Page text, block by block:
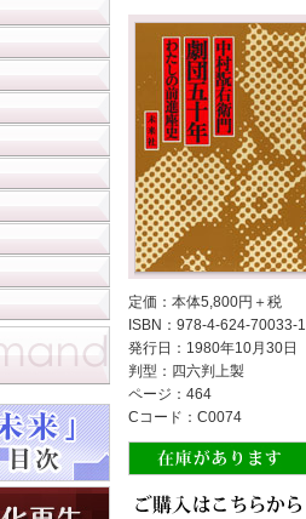
定価：本体5,800円＋税
ISBN：978-4-624-70033-1
発行日：1980年10月30日
判型：四六判上製
ページ：464
Cコード：C0074